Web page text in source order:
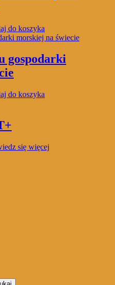
do koszyka
gospodarki
do koszyka
się więcej